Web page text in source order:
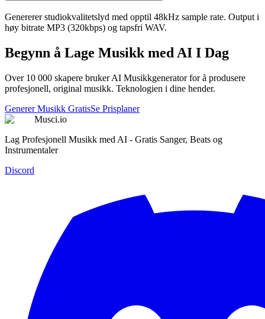
Genererer studiokvalitetslyd med opptil 48kHz sample rate. Output i
høy bitrate MP3 (320kbps) og tapsfri WAV.
Begynn å Lage Musikk med AI I Dag
Over 10 000 skapere bruker AI Musikkgenerator for å produsere
profesjonell, original musikk. Teknologien i dine hender.
Generer Musikk GratisSe Prisplaner
Musci.io
Lag Profesjonell Musikk med AI - Gratis Sanger, Beats og
Instrumentaler
Discord